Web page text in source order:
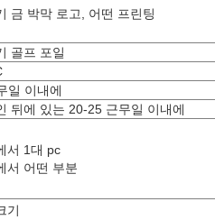
금 박막 로고, 어떤 프린팅
골프 포일
일 이내에
뒤에 있는 20-25 근무일 이내에
서 1대 pc
서 어떤 부분
기